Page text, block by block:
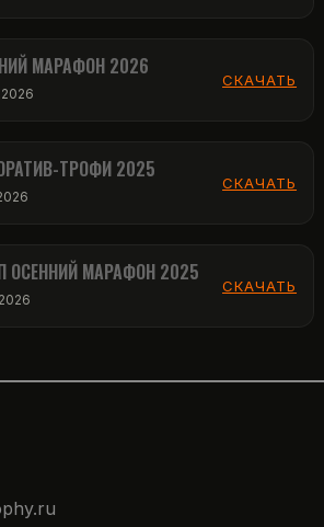
МАРАФОН 2026
СКАЧАТЬ
ТРОФИ 2025
СКАЧАТЬ
ОСЕННИЙ МАРАФОН 2025
СКАЧАТЬ